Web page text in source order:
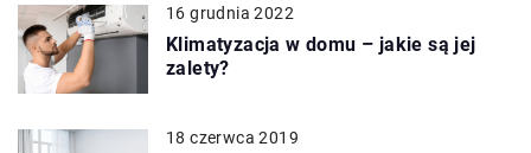
16 grudnia 2022
Klimatyzacja w domu – jakie są jej
zalety?
18 czerwca 2019